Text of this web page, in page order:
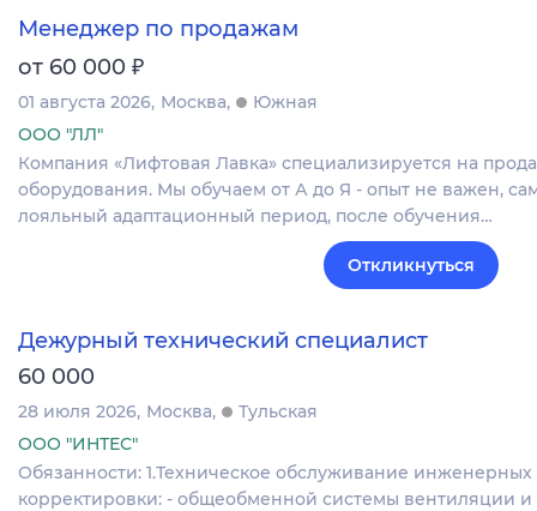
Менеджер по продажам
от 60 000 ₽
01 августа 2026 Москва
Южная
ООО "ЛЛ"
Компания «Лифтовая Лавка» специализируется на
оборудования. Мы обучаем от А до Я - опыт не важен,
лояльный адаптационный период, после обучения…
Откликнуться
Дежурный технический специалист
60 000
28 июля 2026 Москва
Тульская
ООО "ИНТЕС"
Обязанности: 1.Техническое обслуживание
корректировки: - общеобменной системы вентиляции